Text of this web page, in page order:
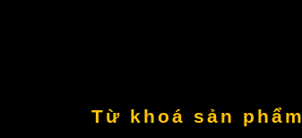
Từ khoá sản phẩm